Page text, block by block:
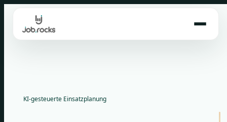
content
KI-gesteuerte Einsatzplanung